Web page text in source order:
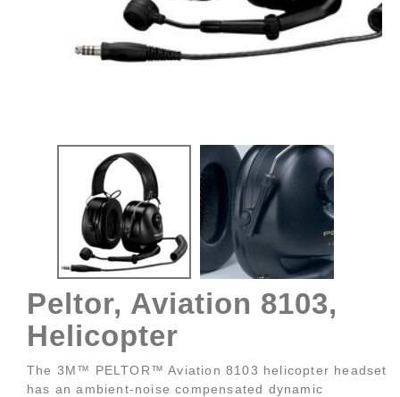
Peltor, Aviation 8103,
Helicopter
The 3M™ PELTOR™ Aviation 8103 helicopter headset
has an ambient-noise compensated dynamic